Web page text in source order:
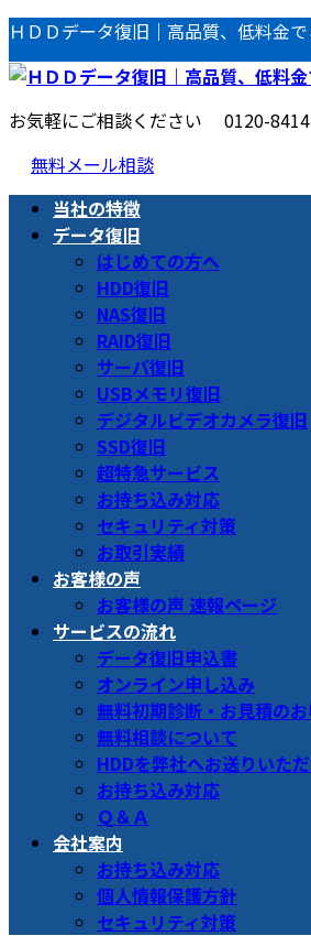
コ
ン
テ
ン
ツ
ス
ナ
ビ
ゲ
ー
シ
ン
ＨＤＤデータ復旧｜高品質、低料金
お気軽にご相談ください 0120-
無料メール相談
当社の特徴
データ復旧
はじめての方へ
HDD復旧
NAS復旧
RAID復旧
サーバ復旧
USBメモリ復旧
デジタルビデオカメラ復旧
SSD復旧
超特急サービス
お持ち込み対応
セキュリティ対策
お取引実績
お客様の声
お客様の声 速報ページ
サービスの流れ
データ復旧申込書
オンライン申し込み
無料初期診断・お見積の
無料相談について
HDDを弊社へお送りいた
お持ち込み対応
Ｑ＆Ａ
会社案内
お持ち込み対応
個人情報保護方針
セキュリティ対策